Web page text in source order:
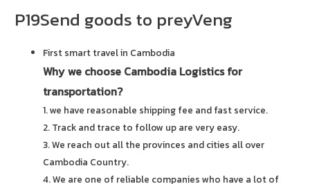
P19Send goods to preyVeng
First smart travel in Cambodia
Why we choose Cambodia Logistics for
transportation?
1. we have reasonable shipping fee and fast service.
2. Track and trace to follow up are very easy.
3. We reach out all the provinces and cities all over
Cambodia Country.
4. We are one of reliable companies who have a lot of